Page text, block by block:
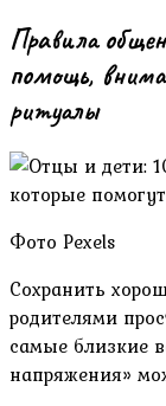
Правила
помощь,
ритуалы
Фото Pexels
Сохранить
родителями
самые близкие
напряжения»